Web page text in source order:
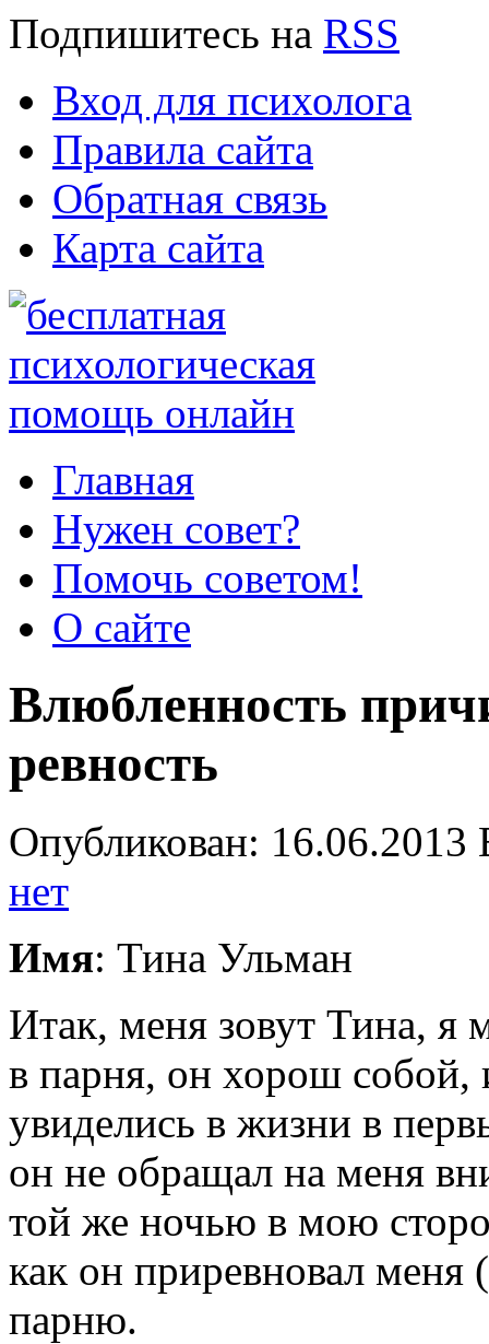
Подпишитесь на RSS
Вход для психолога
Правила сайта
Обратная связь
Карта сайта
Главная
Нужен совет?
Помочь советом!
О сайте
Влюбленность
ревность
Опубликован:
нет
Имя: Тина Ульман
Итак, меня зовут Тина, я
в парня, он хорош собой,
увиделись в жизни в
он не обращал на меня
той же ночью в мою
как он приревновал меня
парню.